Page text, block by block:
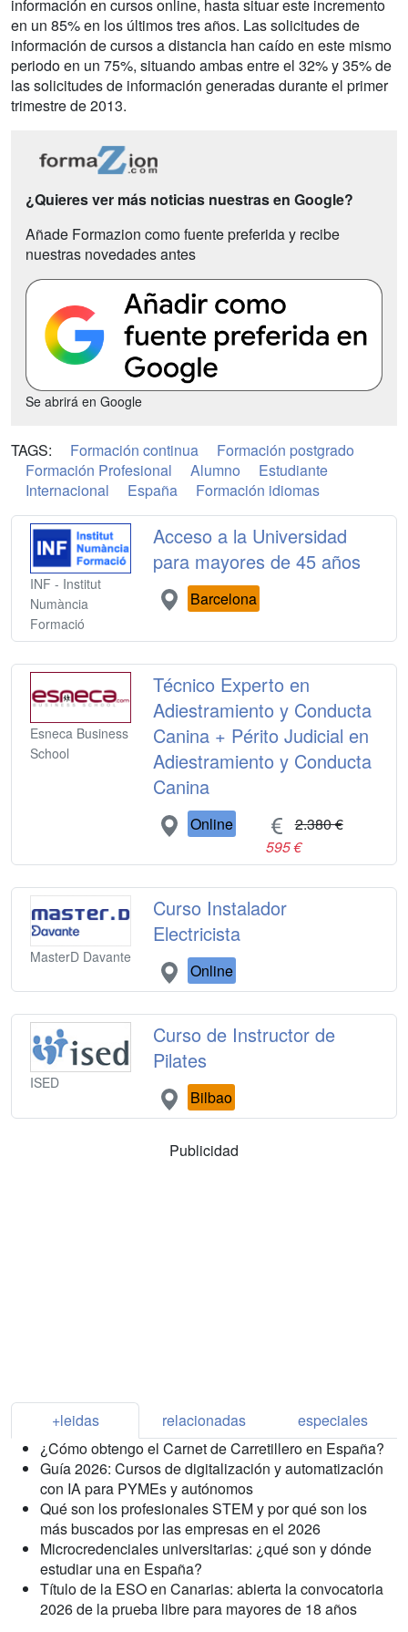
información en cursos online, hasta situar este incremento
en un 85% en los últimos tres años. Las solicitudes de
información de cursos a distancia han caído en este mismo
periodo en un 75%, situando ambas entre el 32% y 35% de
las solicitudes de información generadas durante el primer
trimestre de 2013.
¿Quieres ver más noticias nuestras en Google?
Añade Formazion como fuente preferida y recibe
nuestras novedades antes
Se abrirá en Google
TAGS: Formación continua
Formación postgrado
Formación Profesional
Alumno
Estudiante
Internacional
España Formación idiomas
INF - Institut
Numància
Formació
Acceso a la Universidad
para mayores de 45 años
Barcelona
Esneca Business
School
Técnico Experto en
Adiestramiento y Conducta
Canina + Périto Judicial en
Adiestramiento y Conducta
Canina
Online
2.380 €
595 €
MasterD Davante
Curso Instalador
Electricista
Online
ISED
Curso de Instructor de
Pilates
Bilbao
Publicidad
+leidas relacionadas
especiales
¿Cómo obtengo el Carnet de Carretillero en España?
Guía 2026: Cursos de digitalización y automatización
con IA para PYMEs y autónomos
Qué son los profesionales STEM y por qué son los
más buscados por las empresas en el 2026
Microcredenciales universitarias: ¿qué son y dónde
estudiar una en España?
Título de la ESO en Canarias: abierta la convocatoria
2026 de la prueba libre para mayores de 18 años